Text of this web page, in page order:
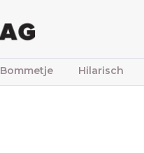
Bommetje Hilarisch